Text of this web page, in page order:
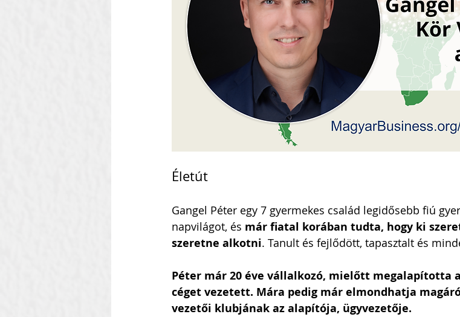
Szilágyi Attila Kolozsvári Arnold Csaba Zsapka Andrea
Heinbach Dárius
Életút
Gangel Péter egy 7 gyermekes család legidősebb fiú
napvilágot, és már fiatal korában tudta, hogy ki
szeretne alkotni. Tanult és fejlődött, tapasztalt és
Péter már 20 éve vállalkozó, mielőtt megalapította a
céget vezetett. Mára pedig már elmondhatja
vezetői klubjának az alapítója, ügyvezetője.